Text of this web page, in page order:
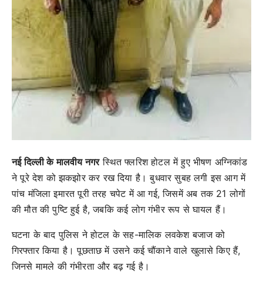
नई दिल्ली के मालवीय नगरस्थित फ्लरिश होटल में हुए भीषण अग्निकांड
ने पूरे देश को झकझोर कर रख दिया है। बुधवार सुबह लगी इस आग में
पांच मंजिला इमारत पूरी तरह चपेट में आ गई, जिसमें अब तक 21 लोगों
की मौत की पुष्टि हुई है, जबकि कई लोग गंभीर रूप से घायल हैं।
घटना के बाद पुलिस ने होटल के सह-मालिक लवकेश बजाज को
गिरफ्तार किया है। पूछताछ में उसने कई चौंकाने वाले खुलासे किए हैं,
जिनसे मामले की गंभीरता और बढ़ गई है।